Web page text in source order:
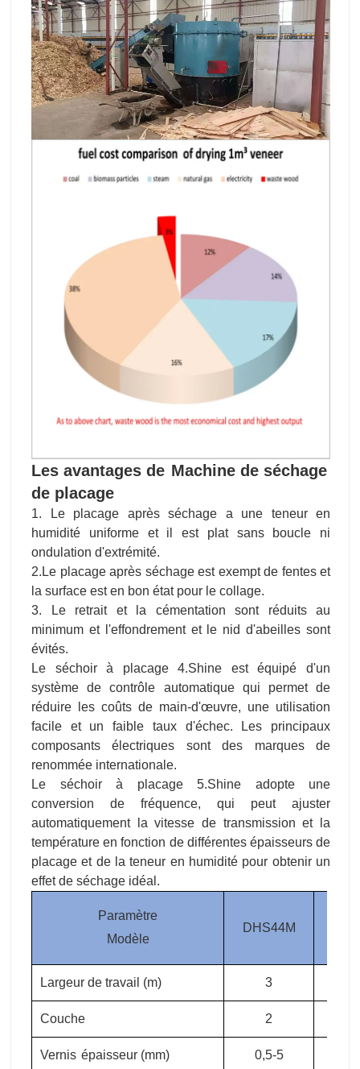
Les avantages de Machine de séchage
de placage
1. Le placage après séchage a une teneur en
humidité uniforme et il est plat sans boucle ni
ondulation d'extrémité.
2.Le placage après séchage est exempt de fentes et
la surface est en bon état pour le collage.
3. Le retrait et la cémentation sont réduits au
minimum et l'effondrement et le nid d'abeilles sont
évités.
Le séchoir à placage 4.Shine est équipé d'un
système de contrôle automatique qui permet de
réduire les coûts de main-d'œuvre, une utilisation
facile et un faible taux d'échec. Les principaux
composants électriques sont des marques de
renommée internationale.
Le séchoir à placage 5.Shine adopte une
conversion de fréquence, qui peut ajuster
automatiquement la vitesse de transmission et la
température en fonction de différentes épaisseurs de
placage et de la teneur en humidité pour obtenir un
effet de séchage idéal.
Paramètre
Modèle
DHS44M
Largeur de travail (m) 3
Couche 2
Vernis épaisseur (mm) 0,5-5